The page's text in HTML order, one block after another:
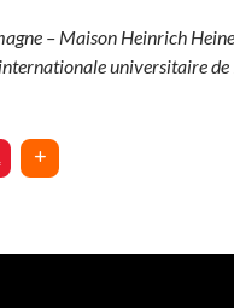
– Maison Heinrich
universitaire de